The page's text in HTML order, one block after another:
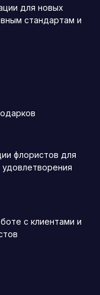
для новых
стандартам и
флористов для
с клиентами и